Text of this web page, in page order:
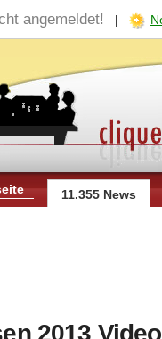
angemeldet! |
11.355 News
2013